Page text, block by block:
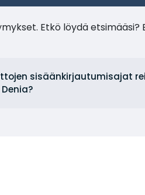
Etkö löydä
sisäänkirjautumisajat